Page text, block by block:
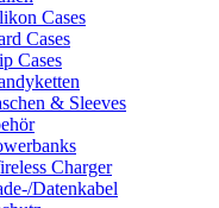
Cases
Cases
Cases
& Sleeves
Charger
Datenkabel